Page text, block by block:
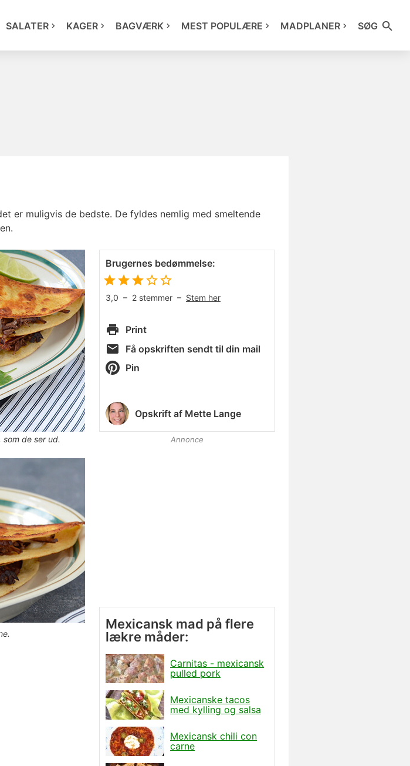
SALATER KAGER BAGVÆRK MEST POPULÆRE MADPLANER SØG
er muligvis de bedste. De fyldes nemlig med smeltende
de ser ud.
Brugernes bedømmelse:
3,0 – 2 stemmer – Stem her
Print
Få opskriften sendt til din mail
Pin
Opskrift af Mette Lange
Annonce
Mexicansk mad på flere
lækre måder:
Carnitas - mexicansk
pulled pork
Mexicanske tacos
med kylling og salsa
Mexicansk chili con
carne